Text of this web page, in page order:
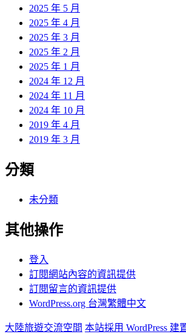
2025 年 5 月
2025 年 4 月
2025 年 3 月
2025 年 2 月
2025 年 1 月
2024 年 12 月
2024 年 11 月
2024 年 10 月
2019 年 4 月
2019 年 3 月
分類
未分類
其他操作
登入
訂閱網站內容的資訊提供
訂閱留言的資訊提供
WordPress.org 台灣繁體中文
大陸旅遊交流空間 本站採用 WordPress 建